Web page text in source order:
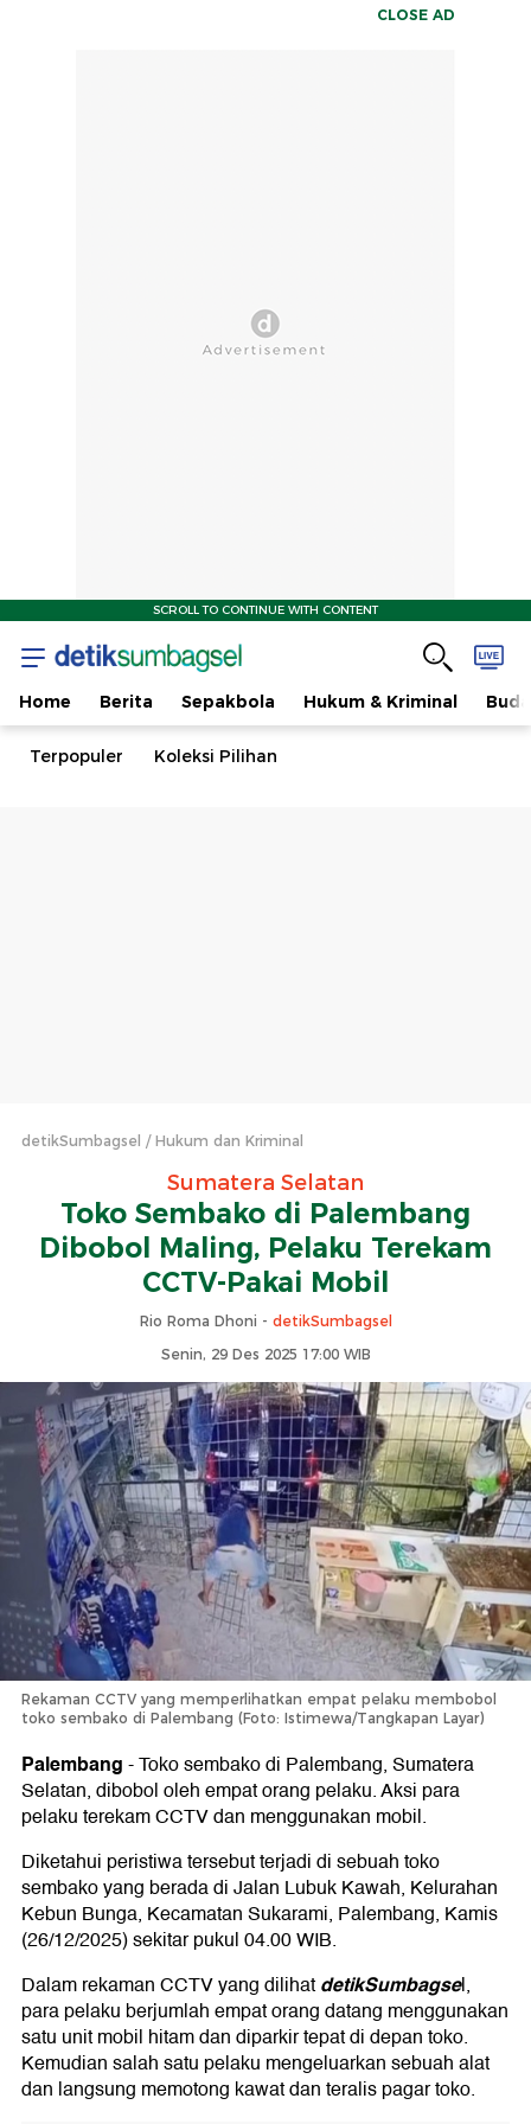
CLOSE AD
SCROLL TO CONTINUE WITH CONTENT
Home Berita Sepakbola Hukum & Kriminal
Terpopuler Koleksi Pilihan
detikSumbagsel Hukum dan Kriminal
Sumatera Selatan
Toko Sembako di Palembang
Dibobol Maling, Pelaku Terekam
CCTV-Pakai Mobil
Rio Roma Dhoni - detikSumbagsel
Senin, 29 Des 2025 17:00 WIB
Rekaman CCTV yang memperlihatkan empat pelaku membobol
toko sembako di Palembang (Foto: Istimewa/Tangkapan Layar)
Palembang-Toko sembako di Palembang, Sumatera
Selatan, dibobol oleh empat orang pelaku. Aksi para
pelaku terekam CCTV dan menggunakan mobil.
Diketahui peristiwa tersebut terjadi di sebuah toko
sembako yang berada di Jalan Lubuk Kawah, Kelurahan
Kebun Bunga, Kecamatan Sukarami, Palembang, Kamis
(26/12/2025) sekitar pukul 04.00 WIB.
Dalam rekaman CCTV yang dilihatdetikSumbagsel,
para pelaku berjumlah empat orang datang menggunakan
satu unit mobil hitam dan diparkir tepat di depan toko.
Kemudian salah satu pelaku mengeluarkan sebuah alat
dan langsung memotong kawat dan teralis pagar toko.